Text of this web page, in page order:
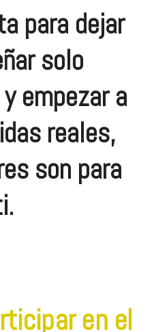
para dejar
solo
empezar a
reales,
son para
en el